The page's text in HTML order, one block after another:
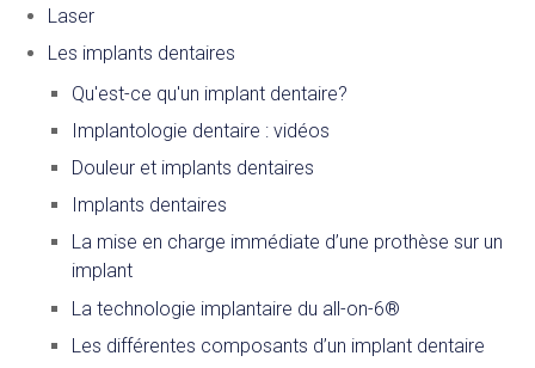
Laser
Les implants dentaires
Qu'est-ce qu'un implant dentaire?
Implantologie dentaire : vidéos
Douleur et implants dentaires
Implants dentaires
La mise en charge immédiate d’une prothèse sur un
implant
La technologie implantaire du all-on-6®
Les différentes composants d’un implant dentaire